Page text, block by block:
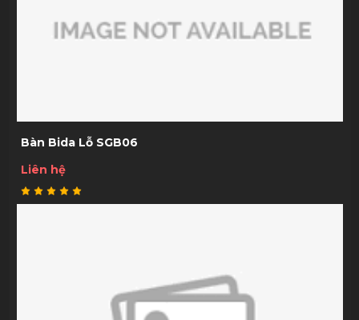
Bàn Bida Lỗ SGB06
Liên hệ